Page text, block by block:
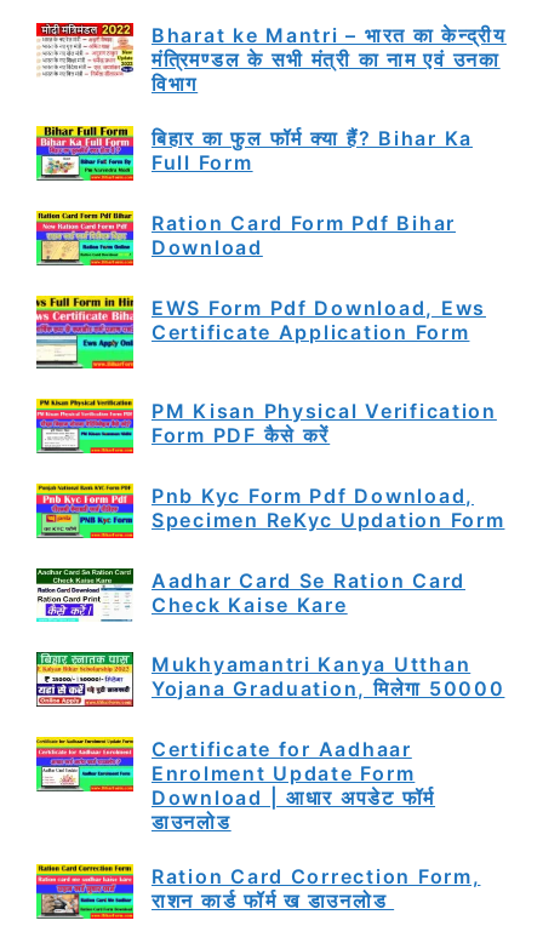
Bharat ke Mantri – भारत का केन्द्रीय
मंत्रिमण्डल के सभी मंत्री का नाम एवं उनका
विभाग
बिहार का फुल फॉर्म क्या हैं? Bihar Ka
Full Form
Ration Card Form Pdf Bihar
Download
EWS Form Pdf Download, Ews
Certificate Application Form
PM Kisan Physical Verification
Form PDF कैसे करें
Pnb Kyc Form Pdf Download,
Specimen ReKyc Updation Form
Aadhar Card Se Ration Card
Check Kaise Kare
Mukhyamantri Kanya Utthan
Yojana Graduation, मिलेगा 50000
Certificate for Aadhaar
Enrolment Update Form
Download | आधार अपडेट फॉर्म
डाउनलोड
Ration Card Correction Form,
राशन कार्ड फॉर्म ख डाउनलोड